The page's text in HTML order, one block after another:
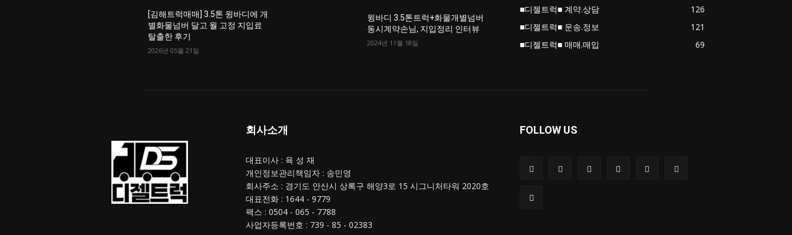
[김해트럭매매] 3.5톤 윙바디에 개
별화물넘버 달고 월 고정 지입료
탈출한 후기
2026년 05월 21일
윙바디 3.5톤트럭+화물개별넘버
동시계약손님, 지입정리 인터뷰
2024년 11월 18일
■디젤트럭■ 계약.상담
126
■디젤트럭■ 운송.정보
121
■디젤트럭■ 매매.매입
69
회사소개
대표이사 : 육 성 재
개인정보관리책임자 : 송민영
회사주소 : 경기도 안산시 상록구 해양3로 15 시그니처타워 2020호
대표전화 : 1644 - 9779
팩스 : 0504 - 065 - 7788
사업자등록번호 : 739 - 85 - 02383
FOLLOW US